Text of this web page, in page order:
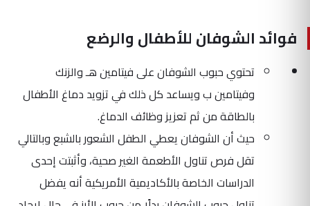
فوائد الشوفان للأطفال والرضع
تحتوي حبوب الشوفان على فيتامين هـ والزنك
وفيتامين ب ويساعد كل ذلك في تزويد دماغ الأطفال
بالطاقة من ثم تعزيز وظائف الدماغ.
حيث أن الشوفان يعطي الطفل الشعور بالشبع وبالتالي
تقل فرص تناول الأطعمة الغير صحية، وأثبتت إحدى
الدراسات الخاصة بالأكاديمية الأمريكية أنه يفضل